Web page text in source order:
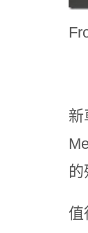
新
值